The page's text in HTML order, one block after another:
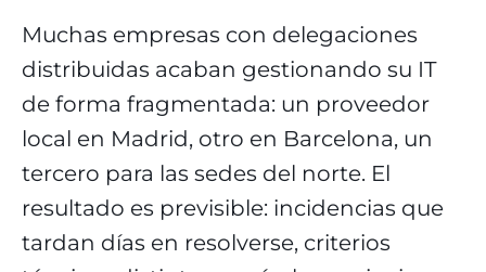
Muchas empresas con delegaciones
distribuidas acaban gestionando su IT
de forma fragmentada: un proveedor
local en Madrid, otro en Barcelona, un
tercero para las sedes del norte. El
resultado es previsible: incidencias que
tardan días en resolverse, criterios